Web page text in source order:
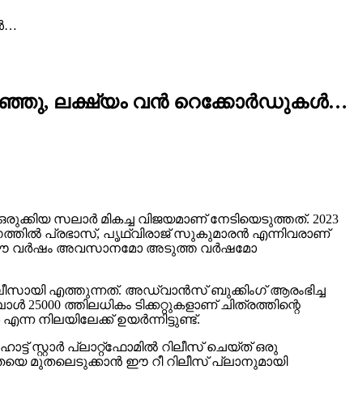
ലക്ഷ്യം വൻ റെക്കോർഡുകൾ…
സലാർ മികച്ച വിജയമാണ് നേടിയെടുത്തത്. 2023
പ്രഭാസ്, പൃഥ്വിരാജ് സുകുമാരൻ എന്നിവരാണ്
ഈ വർഷം അവസാനമോ അടുത്ത വർഷമോ
എത്തുന്നത്. അഡ്വാൻസ് ബുക്കിംഗ് ആരംഭിച്ച
ത്തിലധികം ടിക്കറ്റുകളാണ് ചിത്രത്തിന്റെ
നിലയിലേക്ക് ഉയർന്നിട്ടുണ്ട്.
സ്റ്റാർ പ്ലാറ്റ്‌ഫോമിൽ റിലീസ് ചെയ്ത് ഒരു
മുതലെടുക്കാൻ ഈ റീ റിലീസ് പ്ലാനുമായി